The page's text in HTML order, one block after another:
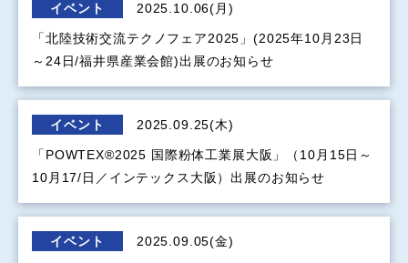
イベント 2025.10.06(月)
「北陸技術交流テクノフェア2025」(2025年10月23日
～24日/福井県産業会館)出展のお知らせ
イベント 2025.09.25(木)
「POWTEX®2025 国際粉体工業展大阪」（10月15日～
10月17/日／インテックス大阪）出展のお知らせ
イベント 2025.09.05(金)